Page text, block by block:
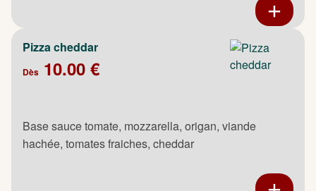
Pizza cheddar
Dès 10.00 €
Base sauce tomate, mozzarella, origan, viande
hachée, tomates fraiches, cheddar